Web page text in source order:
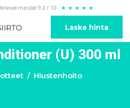
meidät 9.2 / 10 ★ ★ ★ ★ ★
Laske hinta
(U) 300 ml
Hiustenhoito